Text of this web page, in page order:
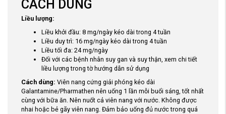
CÁCH DÙNG
Liều lượng:
Liều khởi đầu: 8 mg/ngày kéo dài trong 4 tuần
Liều duy trì: 16 mg/ngày kéo dài trong 4 tuần
Liều tối đa: 24 mg/ngày
Đối với các bệnh nhân suy gan và suy thận, xem chi tiết
liều lượng trong tờ hướng dẫn sử dụng
Cách dùng: Viên nang cứng giải phóng kéo dài
Galantamine/Pharmathen nên uống 1 lần mỗi buổi sáng, tốt nhất
cùng với bữa ăn. Nên nuốt cả viên nang với nước. Không được
nhai hoặc bẻ gãy viên nang. Đảm bảo uống đủ nước trong quá